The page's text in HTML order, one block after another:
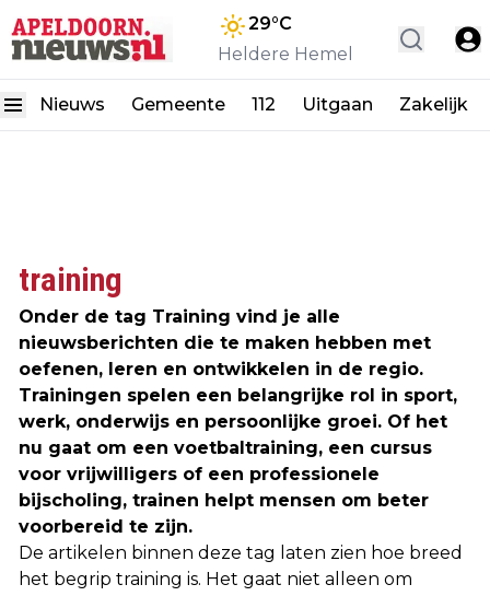
29°C
Heldere Hemel
Nieuws Gemeente 112 Uitgaan Zakelijk
training
Onder de tag Training vind je alle
nieuwsberichten die te maken hebben met
oefenen, leren en ontwikkelen in de regio.
Trainingen spelen een belangrijke rol in sport,
werk, onderwijs en persoonlijke groei. Of het
nu gaat om een voetbaltraining, een cursus
voor vrijwilligers of een professionele
bijscholing, trainen helpt mensen om beter
voorbereid te zijn.
De artikelen binnen deze tag laten zien hoe breed
het begrip training is. Het gaat niet alleen om